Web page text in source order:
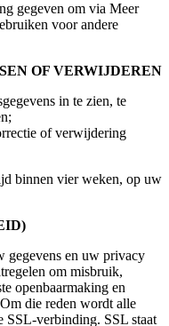
gegeven om via Meer
voor andere
OF VERWIJDEREN
in te zien, te
of verwijdering
binnen vier weken, op uw
gegevens en uw privacy
om misbruik,
openbaarmaking en
die reden wordt alle
SSL-verbinding. SSL staat